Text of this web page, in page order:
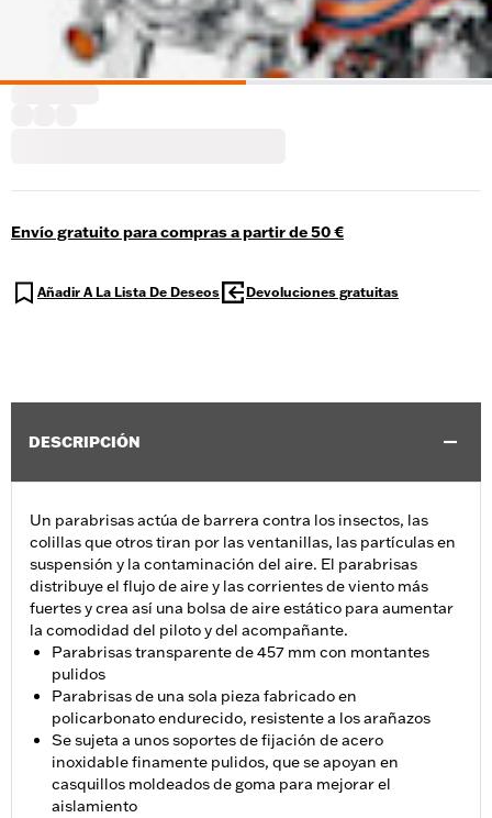
Envío gratuito para compras a partir de 50 €
Añadir A La Lista De Deseos Devoluciones gratuitas
DESCRIPCIÓN
Un parabrisas actúa de barrera contra los insectos, las
colillas que otros tiran por las ventanillas, las partículas en
suspensión y la contaminación del aire. El parabrisas
distribuye el flujo de aire y las corrientes de viento más
fuertes y crea así una bolsa de aire estático para aumentar
la comodidad del piloto y del acompañante.
Parabrisas transparente de 457 mm con montantes
pulidos
Parabrisas de una sola pieza fabricado en
policarbonato endurecido, resistente a los arañazos
Se sujeta a unos soportes de fijación de acero
inoxidable finamente pulidos, que se apoyan en
casquillos moldeados de goma para mejorar el
aislamiento